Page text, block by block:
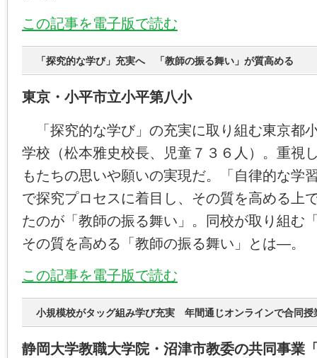
この記事を電子版で読む
「探究的な学び」充実へ 「教師の振る舞い」が質高める
東京・小平市立小平第八小
「探究的な学び」の充実に取り組む東京都
学校（松本雅史校長、児童７３６人）。重視
もたちの思いや願いの実現だ。「自律的な学
で探究プロセスに着目し、その質を高める上
たのが「教師の振る舞い」。同校が取り組む
その質を高める「教師の振る舞い」とは―。
この記事を電子版で読む
小規模校がタッグ組み学び充実 年間通じオンラインで合同授
静岡大学教職大学院・沼津市教委の共同事業